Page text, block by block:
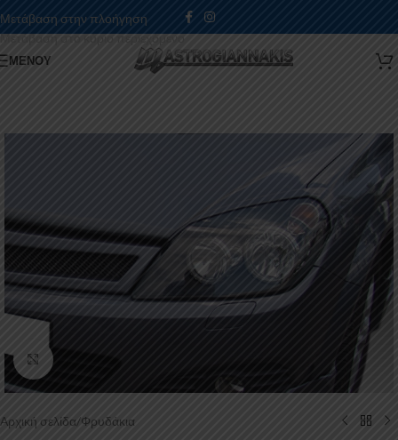
Μετάβαση στην πλοήγηση
Μετάβαση στο κύριο περιεχόμενο
ΜΕΝΟΎ
Κάντε κλικ για μεγέθυνση
Αρχική σελίδα/Φρυδάκια